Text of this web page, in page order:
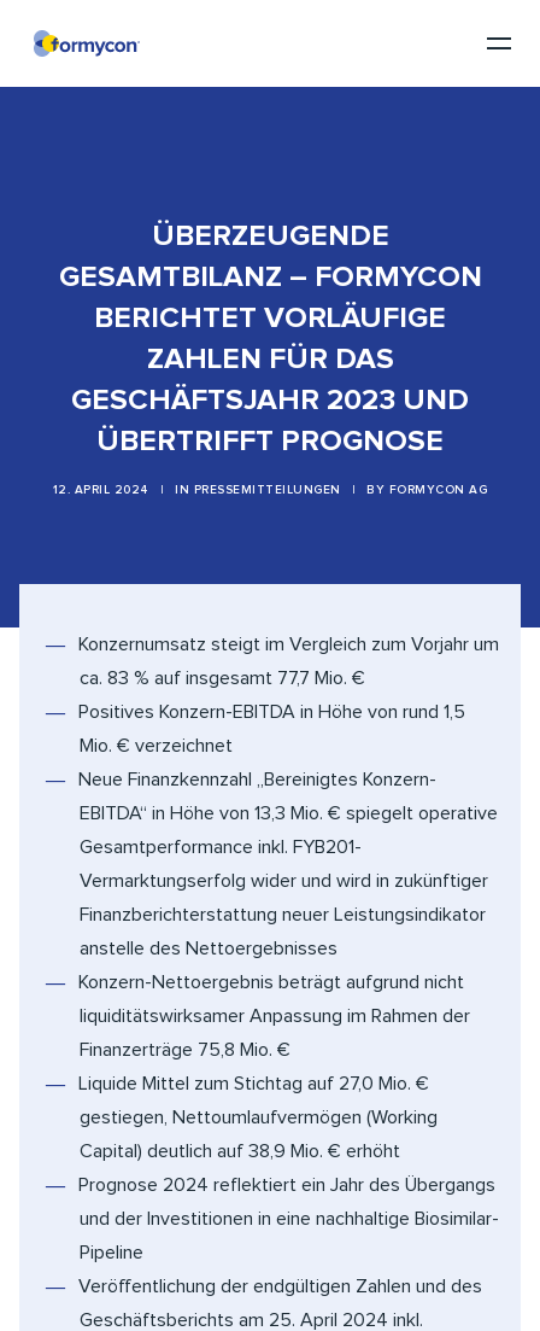
ÜBERZEUGENDE
GESAMTBILANZ – FORMYCON
BERICHTET VORLÄUFIGE
ZAHLEN FÜR DAS
GESCHÄFTSJAHR 2023 UND
ÜBERTRIFFT PROGNOSE
12. APRIL 2024 IN PRESSEMITTEILUNGEN BY FORMYCON AG
Konzernumsatz steigt im Vergleich zum Vorjahr um
ca. 83 % auf insgesamt 77,7 Mio. €
Positives Konzern-EBITDA in Höhe von rund 1,5
Mio. € verzeichnet
Neue Finanzkennzahl „Bereinigtes Konzern-
EBITDA“ in Höhe von 13,3 Mio. € spiegelt operative
Gesamtperformance inkl. FYB201-
Vermarktungserfolg wider und wird in zukünftiger
Finanzberichterstattung neuer Leistungsindikator
anstelle des Nettoergebnisses
Konzern-Nettoergebnis beträgt aufgrund nicht
liquiditätswirksamer Anpassung im Rahmen der
Finanzerträge 75,8 Mio. €
Liquide Mittel zum Stichtag auf 27,0 Mio. €
gestiegen, Nettoumlaufvermögen (Working
Capital) deutlich auf 38,9 Mio. € erhöht
Prognose 2024 reflektiert ein Jahr des Übergangs
und der Investitionen in eine nachhaltige Biosimilar-
Pipeline
Veröffentlichung der endgültigen Zahlen und des
Geschäftsberichts am 25. April 2024 inkl.